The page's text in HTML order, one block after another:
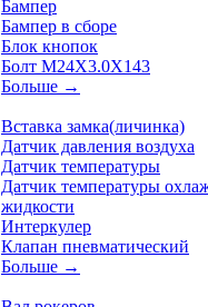
Бампер
Бампер в сборе
Блок кнопок
Болт M24X3.0X143
Больше →
Вставка замка(личинка)
Датчик давления воздуха
Датчик температуры
Датчик температуры
жидкости
Интеркулер
Клапан пневматический
Больше →